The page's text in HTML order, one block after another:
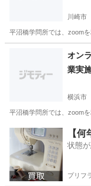
川崎市
平沼橋学問所では、zoom
家
オン
業実
横浜市
平沼橋学問所では、zoom
神奈川 横浜市 家
【
状態
プリフ